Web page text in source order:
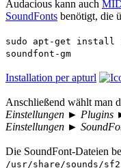
Audacious kann auch
SoundFonts benötigt, die
sudo apt-get install
soundfont-gm
Installation per apturl
Anschließend wählt man
Einstellungen ►
Einstellungen ►
Die SoundFont-Dateien
/usr/share/sounds/sf2